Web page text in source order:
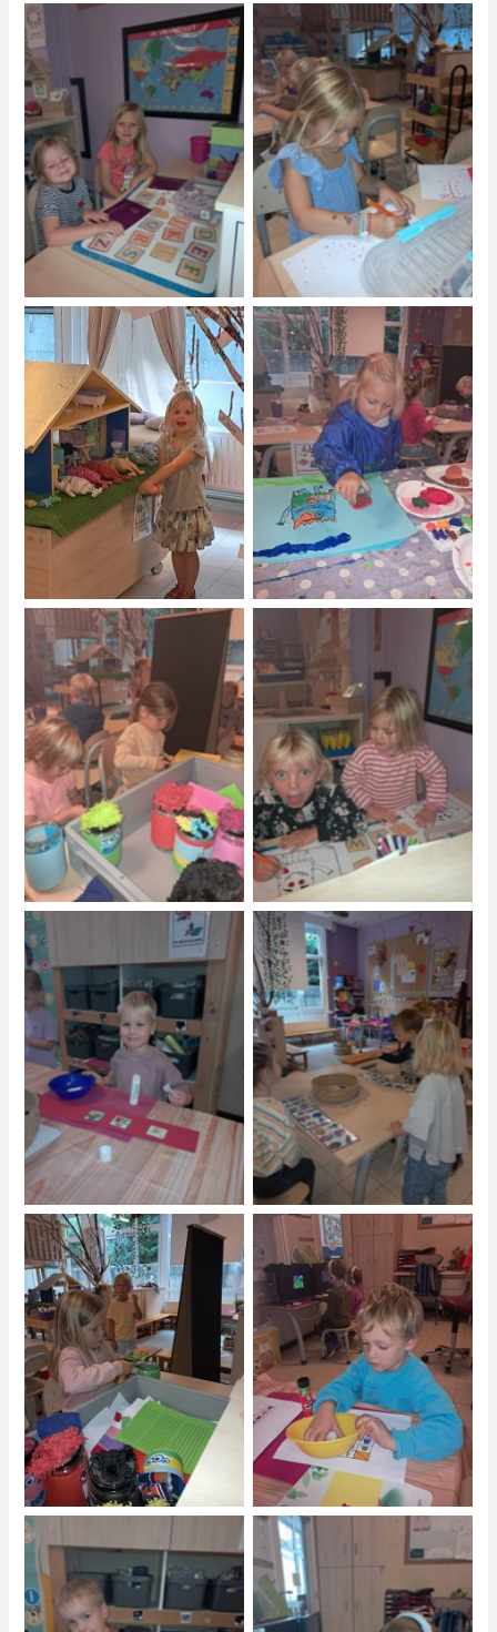
No Caption No Caption
No Caption No Caption
No Caption No Caption
No Caption No Caption
No Caption No Caption